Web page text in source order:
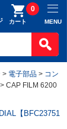
カート
0
MENU
> 電子部品 > コン
> CAP FILM 6200